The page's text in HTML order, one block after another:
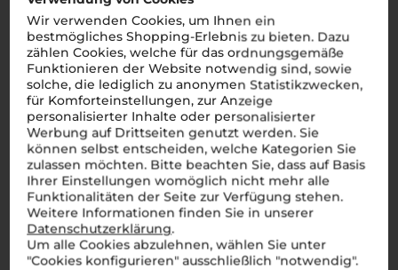
Wir verwenden Cookies, um Ihnen ein
bestmögliches Shopping-Erlebnis zu bieten. Dazu
zählen Cookies, welche für das ordnungsgemäße
Funktionieren der Website notwendig sind, sowie
solche, die lediglich zu anonymen Statistikzwecken,
für Komforteinstellungen, zur Anzeige
personalisierter Inhalte oder personalisierter
Werbung auf Drittseiten genutzt werden. Sie
können selbst entscheiden, welche Kategorien Sie
zulassen möchten. Bitte beachten Sie, dass auf Basis
Ihrer Einstellungen womöglich nicht mehr alle
Funktionalitäten der Seite zur Verfügung stehen.
Weitere Informationen finden Sie in unserer
Datenschutzerklärung.
Um alle Cookies abzulehnen, wählen Sie unter
"Cookies konfigurieren" ausschließlich "notwendig".
Über die Region